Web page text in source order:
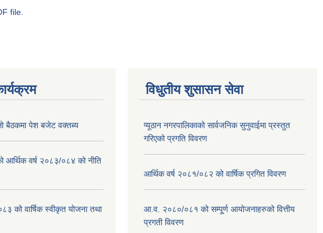
file.
बैठकमा पेश बजेट वक्तब्य
आर्थिक वर्ष २०८३/०८४ को नीति
को वार्षिक स्वीकृत योजना तथा
विधुतीय शुसासन सेवा
प्यूठान नगरपालिकाको सार्वजनिक सुनुवाईमा प्रस्तुत
गरिएको प्रगति विवरण
आर्थिक वर्ष २०८१/०८२ को वार्षिक प्रगित विवरण
आ.व. २०८०/०८१ को सम्पू्र्ण आयोजनाहरुको वित्तीय
प्रगती विवरण